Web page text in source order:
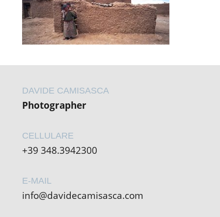
DAVIDE CAMISASCA
Photographer
CELLULARE
+39 348.3942300
E-MAIL
info@davidecamisasca.com